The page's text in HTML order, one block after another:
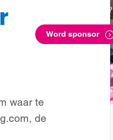
Vragen?
Word sponsor
waar te
de